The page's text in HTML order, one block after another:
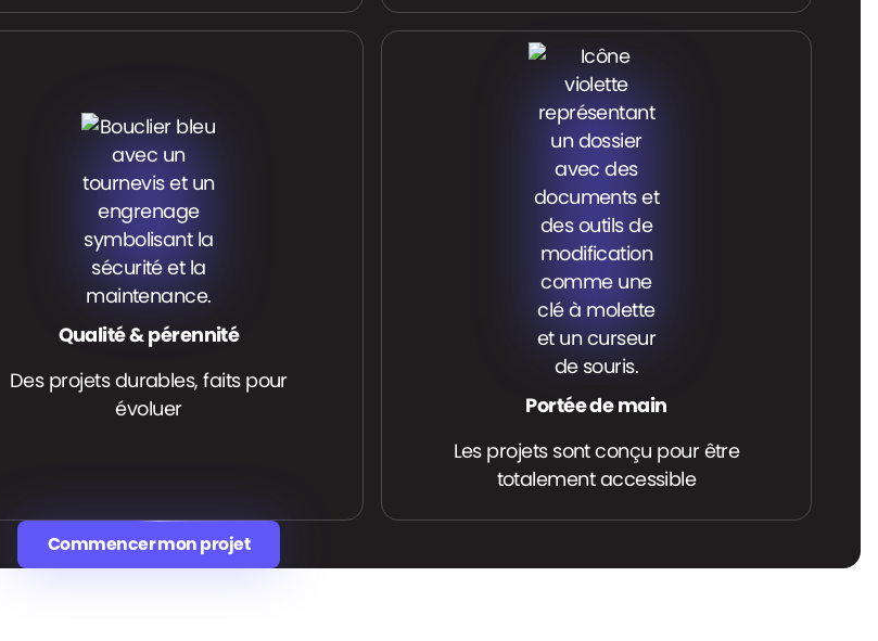
Qualité & pérennité
Des projets durables, faits pour
évoluer
Portée de main
Les projets sont conçu pour être
totalement accessible
Commencer mon projet
Commencer mon projet